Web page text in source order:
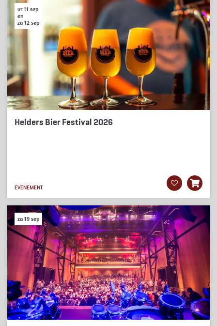
Helders Bier Festival 2026
vr 11 sep
en
za 12 sep
EVENEMENT
za 19 sep